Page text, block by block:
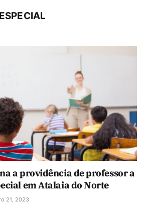
ESPECIAL
a providência de professor a
em Atalaia do Norte
21, 2023